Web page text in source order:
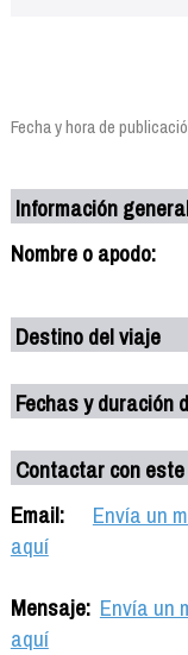
Fecha y hora de
Información
Nombre o apodo:
Destino del viaje
Fechas y duración
Contactar con
Email:
Envía un
aquí
Mensaje: Envía un
aquí